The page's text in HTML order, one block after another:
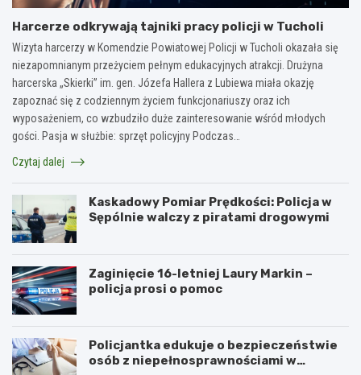
Harcerze odkrywają tajniki pracy policji w Tucholi
Wizyta harcerzy w Komendzie Powiatowej Policji w Tucholi okazała się
niezapomnianym przeżyciem pełnym edukacyjnych atrakcji. Drużyna
harcerska „Skierki” im. gen. Józefa Hallera z Lubiewa miała okazję
zapoznać się z codziennym życiem funkcjonariuszy oraz ich
wyposażeniem, co wzbudziło duże zainteresowanie wśród młodych
gości. Pasja w służbie: sprzęt policyjny Podczas…
Czytaj dalej
Kaskadowy Pomiar Prędkości: Policja w
Sępólnie walczy z piratami drogowymi
Zaginięcie 16-letniej Laury Markin –
policja prosi o pomoc
Policjantka edukuje o bezpieczeństwie
osób z niepełnosprawnościami w